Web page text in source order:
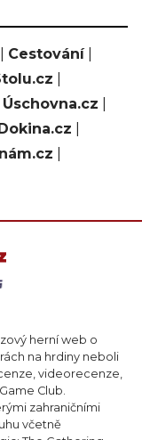
Cestování|
Úschovna.cz
herní web o
na hrdiny neboli
videorecenze,
Club.
zahraničními
včetně